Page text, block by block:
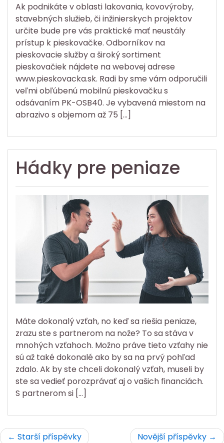
Ak podnikáte v oblasti lakovania, kovovýroby,
stavebných služieb, či inžinierskych projektov
určite bude pre vás praktické mať neustály
prístup k pieskovačke. Odborníkov na
pieskovacie služby a široký sortiment
pieskovačiek nájdete na webovej adrese
www.pieskovacka.sk. Radi by sme vám odporučili
veľmi obľúbenú mobilnú pieskovačku s
odsávaním PK-OSB40. Je vybavená miestom na
abrazivo s objemom až 75 […]
Hádky pre peniaze
Máte dokonalý vzťah, no keď sa riešia peniaze,
zrazu ste s partnerom na nože? To sa stáva v
mnohých vzťahoch. Možno práve tieto vzťahy nie
sú až také dokonalé ako by sa na prvý pohľad
zdalo. Ak by ste chceli dokonalý vzťah, museli by
ste sa vedieť porozprávať aj o vašich financiách.
S partnerom si […]
Navigace
Starší příspěvky Novější příspěvky